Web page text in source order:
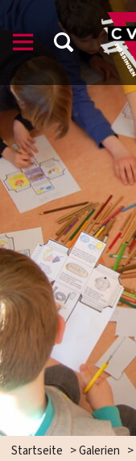
Startseite >Galerien >